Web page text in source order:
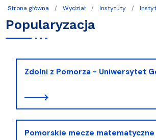
Strona główna Wydział Instytuty
Popularyzacja
Zdolni z Pomorza - Uniwersytet
Pomorskie mecze matematyczne